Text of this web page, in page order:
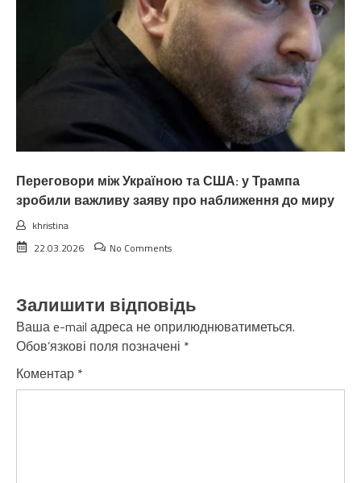
Переговори між Україною та США: у Трампа
зробили важливу заяву про наближення до миру
khristina
22.03.2026
No Comments
Залишити відповідь
Ваша e-mail адреса не оприлюднюватиметься.
Обов’язкові поля позначені *
Коментар *